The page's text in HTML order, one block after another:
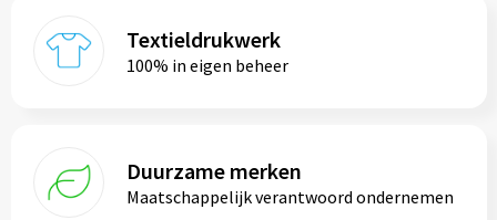
Textieldrukwerk
100% in eigen beheer
Duurzame merken
Maatschappelijk verantwoord ondernemen